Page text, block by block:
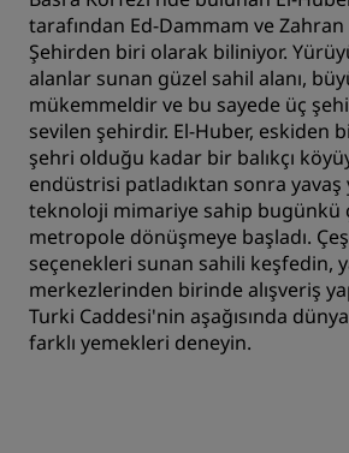
tarafından Ed-Dammam ve
Şehirden biri olarak biliniyor.
alanlar sunan güzel sahil alanı,
mükemmeldir ve bu sayede üç
sevilen şehirdir. El-Huber, eskiden
şehri olduğu kadar bir balıkçı
endüstrisi patladıktan sonra yavaş
teknoloji mimariye sahip bugünkü
metropole dönüşmeye başladı.
seçenekleri sunan sahili keşfedin,
merkezlerinden birinde alışveriş
Turki Caddesi'nin aşağısında
farklı yemekleri deneyin.